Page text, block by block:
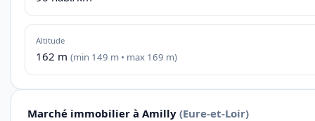
Altitude
162 m (min 149 m • max 169 m)
Marché immobilier à Amilly (Eure-et-Loir)